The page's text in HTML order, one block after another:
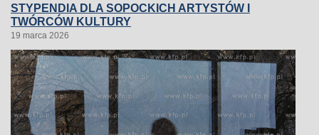
STYPENDIA DLA SOPOCKICH ARTYSTÓW I
TWÓRCÓW KULTURY
19 marca 2026